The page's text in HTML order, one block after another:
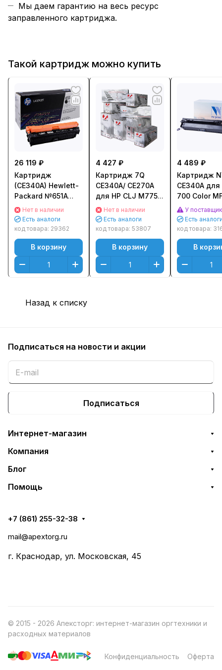
Мы даем гарантию на весь ресурс
заправленного картриджа.
Такой картридж можно купить
26 119 ₽
Картридж
(CE340A) Hewlett-
Packard №651A
для LJ 700 Color
MFP 775 Черный
(Black)
Оригинальный
Нет в наличии
Есть аналоги
код товара: 29362
В корзину
4 427 ₽
Картридж 7Q
CE340A/ CE270A
для HP CLJ M775/
CP5525 (13500стр.)
Черный (Black)
Нет в наличии
Есть аналоги
код товара: 53807
В корзину
4 489 ₽
Картридж
CE340A для
700 Color
(13500стр.)
Черный
У
Есть
код товара:
В
Назад к списку
Подписаться на новости и акции
Подписаться
Интернет-магазин
Компания
Блог
Помощь
+7 (861) 255-32-38
mail@apextorg.ru
г. Краснодар, ул. Московская, 45
© 2015 - 2026 Апексторг: интернет-магазин оргтехники и
расходных материалов
Конфиденциальность Оферта